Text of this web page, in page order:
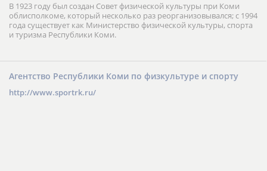
В 1923 году был создан Совет физической культуры при Коми
облисполкоме, который несколько раз реорганизовывался; с 1994
года существует как Министерство физической культуры, спорта
и туризма Республики Коми.
Агентство Республики Коми по физкультуре и спорту
http://www.sportrk.ru/